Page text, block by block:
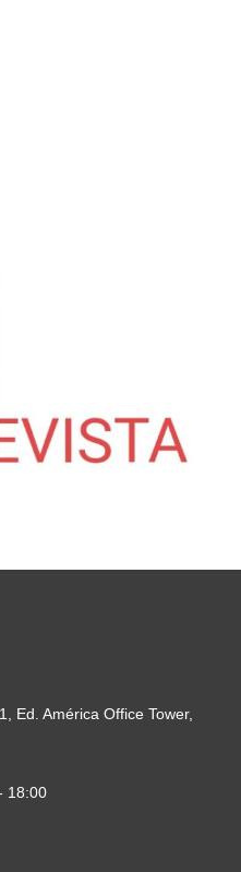
Ed. América Office Tower,
18:00